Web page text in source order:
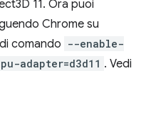
11. Ora puoi
Chrome su
comando --enable-
adapter=d3d11 . Vedi